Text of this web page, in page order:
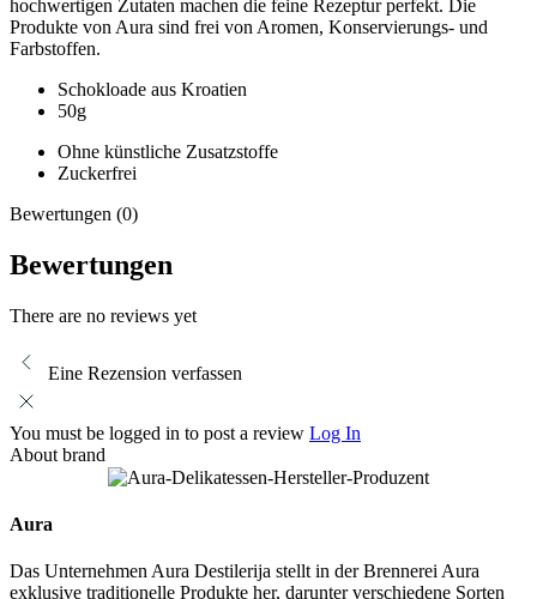
hochwertigen Zutaten machen die feine Rezeptur perfekt. Die
Produkte von Aura sind frei von Aromen, Konservierungs- und
Farbstoffen.
Schokloade aus Kroatien
50g
Ohne künstliche Zusatzstoffe
Zuckerfrei
Bewertungen (0)
Bewertungen
There are no reviews yet
Eine Rezension verfassen
You must be logged in to post a review Log In
About brand
Aura
Das Unternehmen Aura Destilerija stellt in der Brennerei Aura
exklusive traditionelle Produkte her, darunter verschiedene Sorten